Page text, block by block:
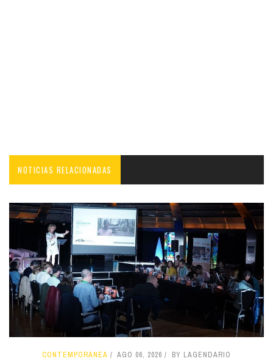
NOTICIAS RELACIONADAS
CONTEMPORÁNEA AGO 06, 2026 BY LAGENDARIO